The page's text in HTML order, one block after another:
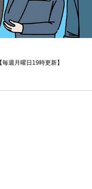
週月曜日19時更新】